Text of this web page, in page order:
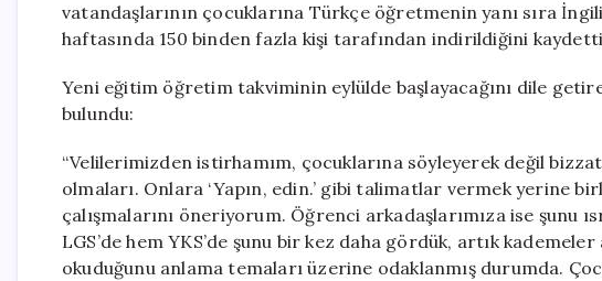
vatandaşlarının çocuklarına Türkçe öğretmenin yanı sıra
haftasında 150 binden fazla kişi tarafından indirildiğini
Yeni eğitim öğretim takviminin eylülde başlayacağını dile
bulundu:
“Velilerimizden istirhamım, çocuklarına söyleyerek değil
olmaları. Onlara ‘Yapın, edin.’ gibi talimatlar vermek yerine
çalışmalarını öneriyorum. Öğrenci arkadaşlarımıza ise şunu
LGS’de hem YKS’de şunu bir kez daha gördük, artık
okuduğunu anlama temaları üzerine odaklanmış durumda.